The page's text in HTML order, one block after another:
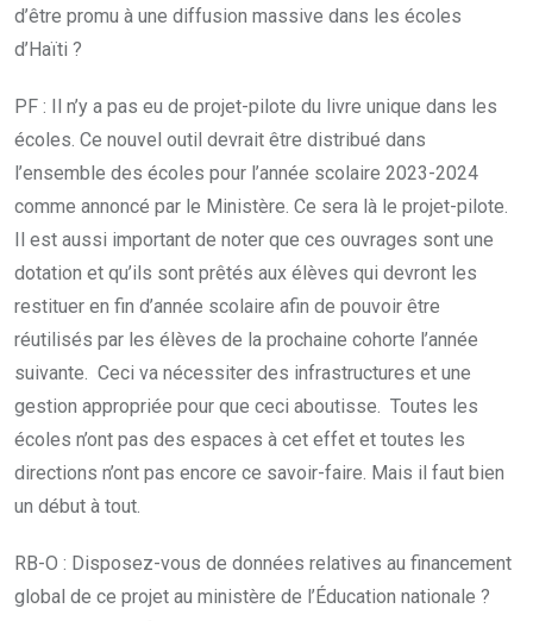
d’être promu à une diffusion massive dans les écoles
d’Haïti ?
PF : Il n’y a pas eu de projet-pilote du livre unique dans les
écoles. Ce nouvel outil devrait être distribué dans
l’ensemble des écoles pour l’année scolaire 2023-2024
comme annoncé par le Ministère. Ce sera là le projet-pilote.
Il est aussi important de noter que ces ouvrages sont une
dotation et qu’ils sont prêtés aux élèves qui devront les
restituer en fin d’année scolaire afin de pouvoir être
réutilisés par les élèves de la prochaine cohorte l’année
suivante. Ceci va nécessiter des infrastructures et une
gestion appropriée pour que ceci aboutisse. Toutes les
écoles n’ont pas des espaces à cet effet et toutes les
directions n’ont pas encore ce savoir-faire. Mais il faut bien
un début à tout.
RB-O : Disposez-vous de données relatives au financement
global de ce projet au ministère de l’Éducation nationale ?